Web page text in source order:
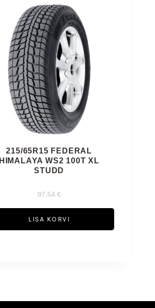
215/65R15 FEDERAL
HIMALAYA WS2 100T XL
STUDD
97,54 €
LISA KORVI